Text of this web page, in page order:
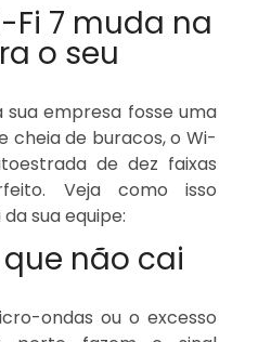
Fi 7 muda na
o seu
sua empresa fosse uma
cheia de buracos, o Wi-
de dez faixas
Veja como isso
sua equipe:
que não cai
ondas ou o excesso